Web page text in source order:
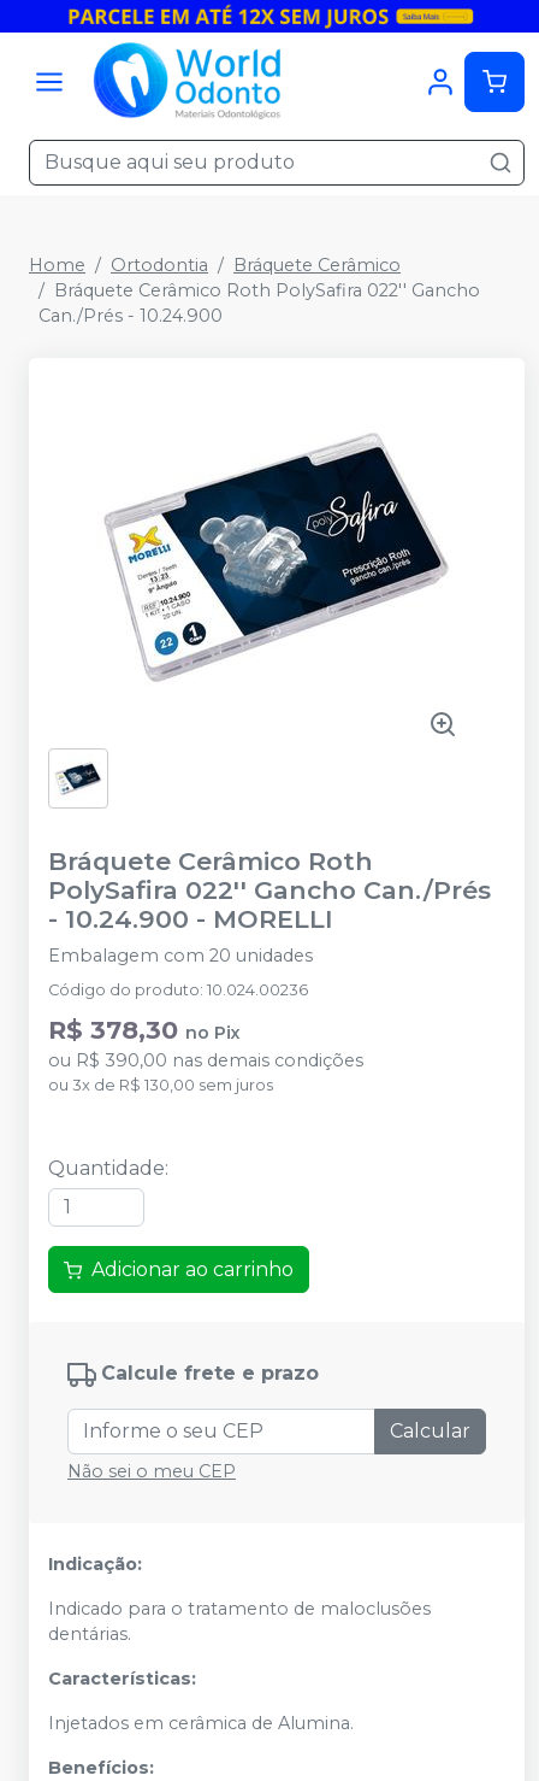
Home Ortodontia
Bráquete Cerâmico
Bráquete Cerâmico Roth PolySafira 022'' Gancho
Can./Prés - 10.24.900
Bráquete Cerâmico Roth
PolySafira 022'' Gancho Can./Prés
- 10.24.900 - MORELLI
Embalagem com 20 unidades
Código do produto: 10.024.00236
R$ 378,30 no Pix
ou R$ 390,00 nas demais condições
ou 3x de R$ 130,00 sem juros
Quantidade:
Adicionar ao carrinho
Calcule frete e prazo
Calcular
Não sei o meu CEP
Indicação:
Indicado para o tratamento de maloclusões
dentárias.
Características:
Injetados em cerâmica de Alumina.
Benefícios: